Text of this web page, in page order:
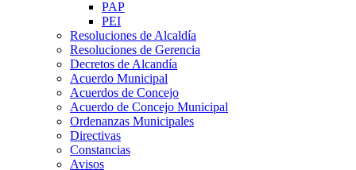
PAP
PEI
Resoluciones de Alcaldía
Resoluciones de Gerencia
Decretos de Alcandía
Acuerdo Municipal
Acuerdos de Concejo
Acuerdo de Concejo Municipal
Ordenanzas Municipales
Directivas
Constancias
Avisos